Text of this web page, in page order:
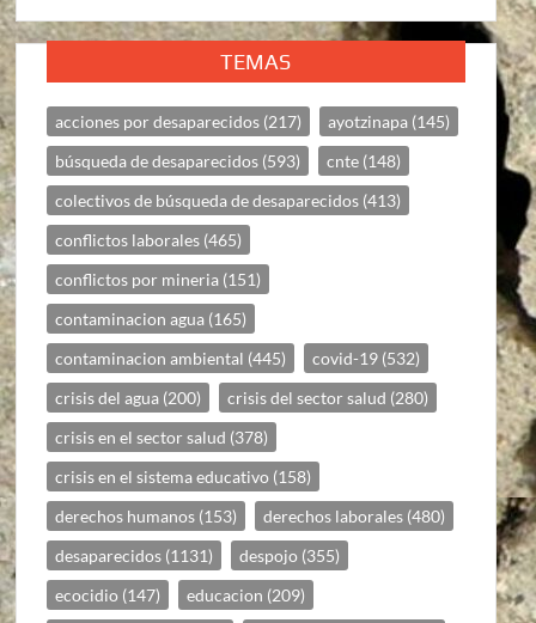
TEMAS
acciones por desaparecidos (217) ayotzinapa (145)
búsqueda de desaparecidos (593) cnte (148)
colectivos de búsqueda de desaparecidos (413)
conflictos laborales (465)
conflictos por mineria (151)
contaminacion agua (165)
contaminacion ambiental (445) covid-19 (532)
crisis del agua (200) crisis del sector salud (280)
crisis en el sector salud (378)
crisis en el sistema educativo (158)
derechos humanos (153) derechos laborales (480)
desaparecidos (1131) despojo (355)
ecocidio (147) educacion (209)